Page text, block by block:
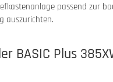
passend zur
auszurichten.
BASIC Plus